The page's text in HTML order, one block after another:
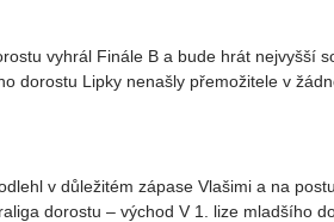
vyhrál Finále B a bude hrát nejvyšší
dorostu Lipky nenašly přemožitele v
v důležitém zápase Vlašimi a na
dorostu – východ V 1. lize mladšího